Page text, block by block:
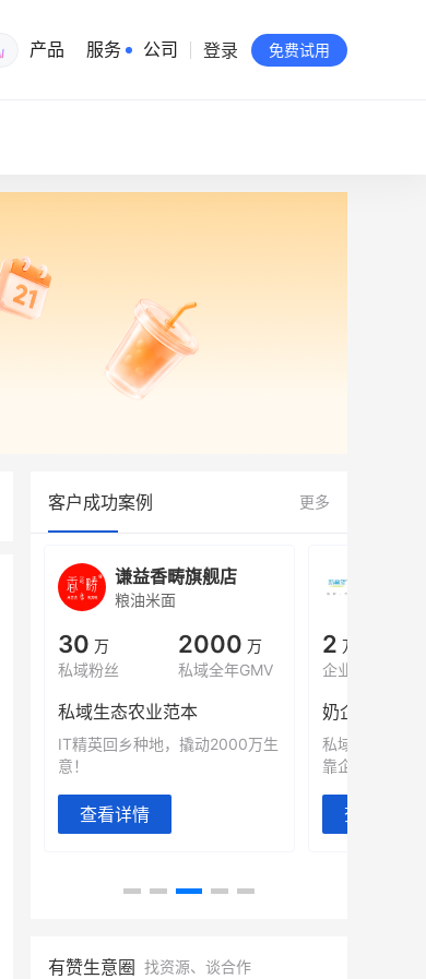
生意专家
产品 服务 公司
有赞公益
站点地图
登录 免费试用
客户成功案例 更多
谦益香畴旗舰店
粮油米面
30 万
私域粉丝
2000 万
私域全年GMV
私域生态农业范本
IT精英回乡种地，撬动2000万生
意！
查看详情
2 万人
奶企靠企业
私域样本打法
靠企业微信实
查看详情
有赞生意圈 找资源、谈合作